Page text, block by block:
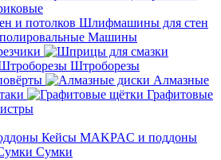
Шлифмашины для стен
Машины
Штроборезы
Алмазные
Графитовые
Кейсы MAKPAC и поддоны
Сумки